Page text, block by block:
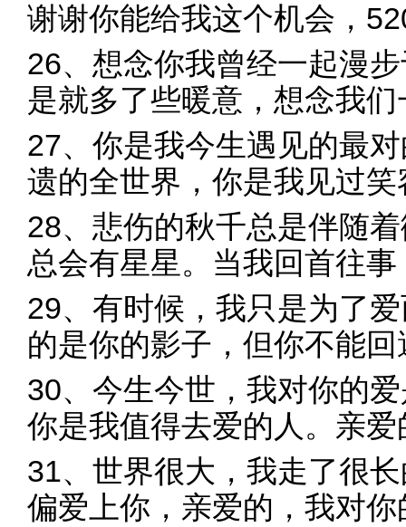
谢谢你能给我这个机会，
26、想念你我曾经一起漫
是就多了些暖意，想念我
27、你是我今生遇见的最
遗的全世界，你是我见过
28、悲伤的秋千总是伴随
总会有星星。当我回首往
29、有时候，我只是为了
的是你的影子，但你不能
30、今生今世，我对你的
你是我值得去爱的人。亲
31、世界很大，我走了很
偏爱上你，亲爱的，我对